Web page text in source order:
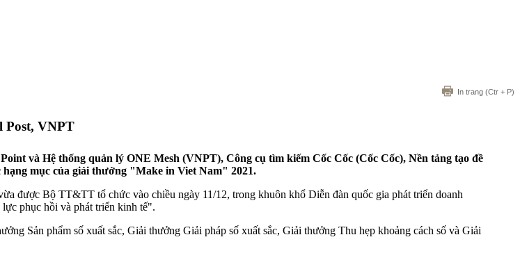
In trang (Ctr + P)
Post, VNPT
và Hệ thống quản lý ONE Mesh (VNPT), Công cụ tìm kiếm Cốc Cốc (Cốc Cốc), Nền tảng tạo đề
mục của giải thưởng "Make in Viet Nam" 2021.
được Bộ TT&TT tổ chức vào chiều ngày 11/12, trong khuôn khổ Diễn đàn quốc gia phát triển doanh
phục hồi và phát triển kinh tế".
Sản phẩm số xuất sắc, Giải thưởng Giải pháp số xuất sắc, Giải thưởng Thu hẹp khoảng cách số và Giải